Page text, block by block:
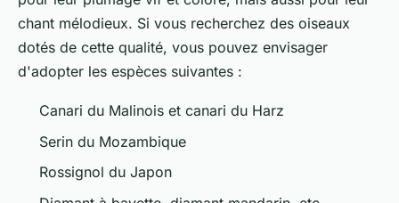
chant mélodieux. Si vous recherchez des oiseaux
dotés de cette qualité, vous pouvez envisager
d'adopter les espèces suivantes :
Canari du Malinois et canari du Harz
Serin du Mozambique
Rossignol du Japon